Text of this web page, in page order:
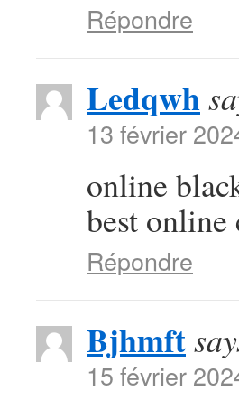
Répondre
Ledqwh
13 février
online
best online
Répondre
Bjhmft
15 février